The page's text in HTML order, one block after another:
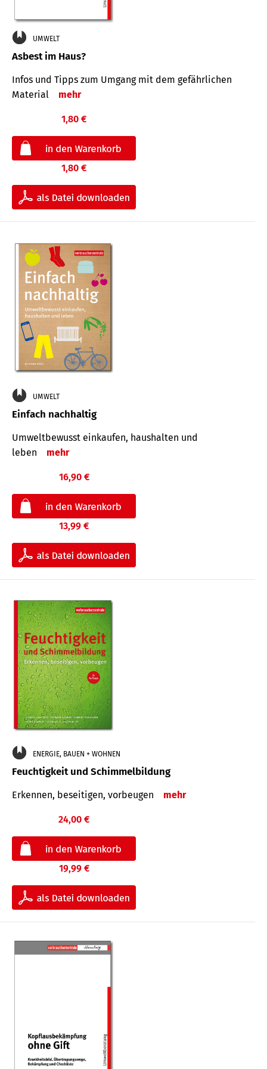
UMWELT
Asbest im Haus?
Infos und Tipps zum Um­gang mit dem ge­fähr­lichen
Mate­rial
mehr
1,80 €
1,80 €
UMWELT
Einfach nachhaltig
Umweltbewusst einkaufen, haushalten und
leben
mehr
16,90 €
13,99 €
ENERGIE, BAUEN + WOHNEN
Feuchtigkeit und Schimmelbildung
Erkennen, beseitigen, vorbeugen mehr
24,00 €
19,99 €